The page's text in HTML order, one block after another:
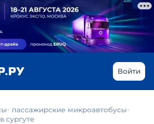
Войти
пассажирские микроавтобусы
сургуте